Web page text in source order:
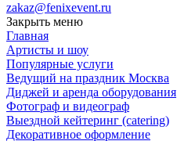
zakaz@fenixevent.ru
Закрыть меню
Главная
Артисты и шоу
Популярные услуги
Ведущий на праздник Москва
Диджей и аренда оборудования
Фотограф и видеограф
Выездной кейтеринг (catering)
Декоративное оформление